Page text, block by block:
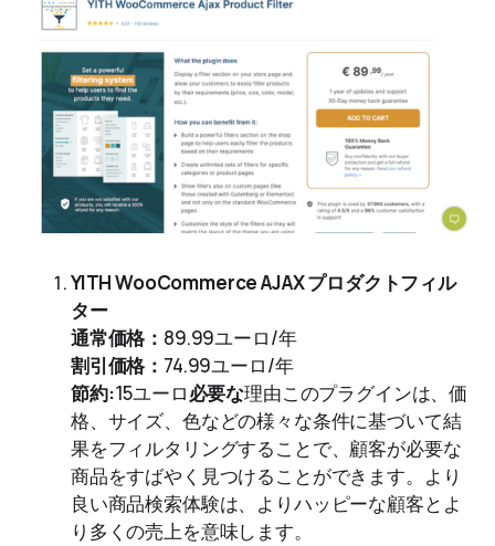
YITH WooCommerce AJAX プロダクトフィル
ター
通常価格： 89.99ユーロ/年
割引価格： 74.99ユーロ/年
節約:15ユーロ必要な理由このプラグインは、価
格、サイズ、色などの様々な条件に基づいて結
果をフィルタリングすることで、顧客が必要な
商品をすばやく見つけることができます。より
良い商品検索体験は、よりハッピーな顧客とよ
り多くの売上を意味します。